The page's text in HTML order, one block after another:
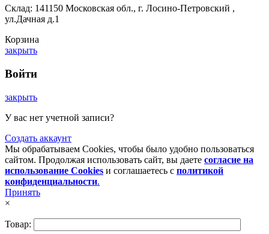
Склад: 141150 Московская обл., г. Лосино-Петровский ,
ул.Дачная д.1
Корзина
закрыть
Войти
закрыть
У вас нет учетной записи?
Создать аккаунт
Мы обрабатываем Cookies, чтобы было удобно пользоваться
сайтом. Продолжая использовать сайт, вы даете согласие на
использование Cookies и соглашаетесь с политикой
конфиденциальности.
Принять
×
Товар: